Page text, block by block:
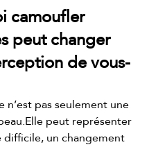
camoufler
peut changer
de vous-
n’est pas seulement une
peut représenter
un changement